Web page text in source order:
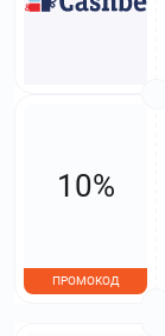
10%
ПРОМОКОД